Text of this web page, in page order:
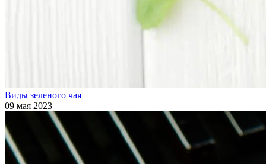
Виды зеленого чая
09 мая 2023